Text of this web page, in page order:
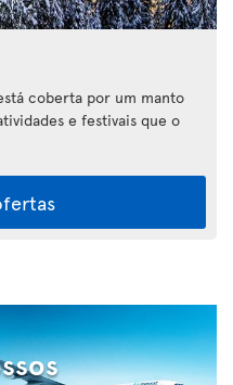
coberta por um manto
e festivais que o